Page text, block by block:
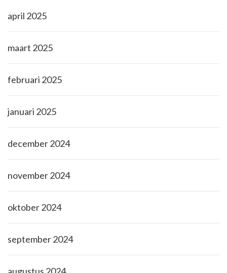
april 2025
maart 2025
februari 2025
januari 2025
december 2024
november 2024
oktober 2024
september 2024